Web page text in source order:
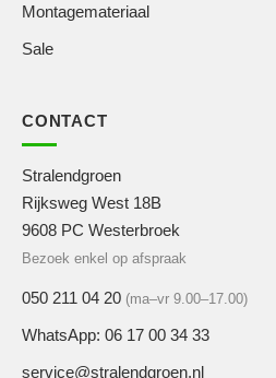
Montagemateriaal
Sale
CONTACT
Stralendgroen
Rijksweg West 18B
9608 PC Westerbroek
Bezoek enkel op afspraak
050 211 04 20 (ma–vr 9.00–17.00)
WhatsApp: 06 17 00 34 33
service@stralendgroen.nl